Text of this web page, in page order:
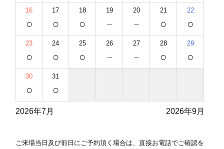
16
○
17
○
18
○
19
－
20
－
21
○
22
○
23
○
24
○
25
○
26
－
27
－
28
○
29
○
30
○
31
○
2026年7月 2026年9月
ご来場当日及び前日にご予約頂く場合は、直接お電話でご確認を